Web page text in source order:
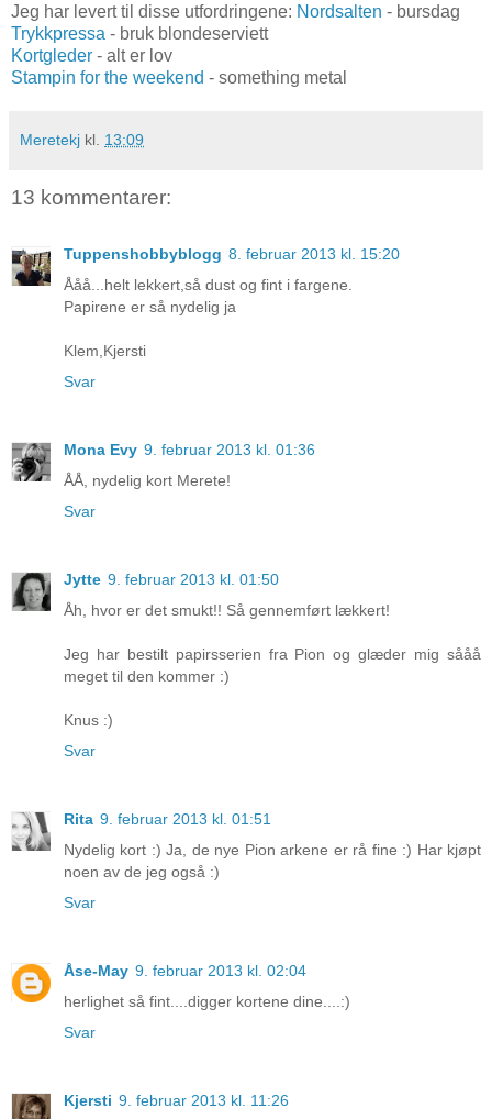
Jeg har levert til disse utfordringene: Nordsalten - bursdag
Trykkpressa - bruk blondeserviett
Kortgleder - alt er lov
Stampin for the weekend - something metal
Meretekj kl. 13:09
13 kommentarer:
Tuppenshobbyblogg 8. februar 2013 kl. 15:20
Ååå...helt lekkert,så dust og fint i fargene.
Papirene er så nydelig ja
Klem,Kjersti
Svar
Mona Evy 9. februar 2013 kl. 01:36
ÅÅ, nydelig kort Merete!
Svar
Jytte 9. februar 2013 kl. 01:50
Åh, hvor er det smukt!! Så gennemført lækkert!
Jeg har bestilt papirsserien fra Pion og glæder mig sååå
meget til den kommer :)
Knus :)
Svar
Rita 9. februar 2013 kl. 01:51
Nydelig kort :) Ja, de nye Pion arkene er rå fine :) Har kjøpt
noen av de jeg også :)
Svar
Åse-May 9. februar 2013 kl. 02:04
herlighet så fint....digger kortene dine....:)
Svar
Kjersti 9. februar 2013 kl. 11:26